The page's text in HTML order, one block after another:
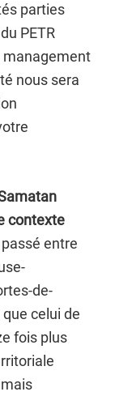
parties
PETR
management
nous sera
contexte
passé entre
de-
celui de
fois plus